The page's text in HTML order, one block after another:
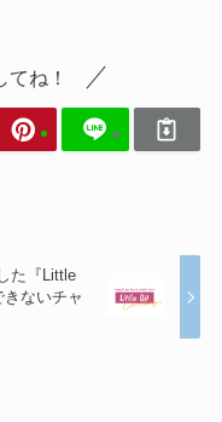
ね！
た『Little
ないチャ